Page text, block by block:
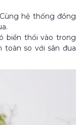
Cùng hệ thống đồng
biển thổi vào trong
toàn so với sân đua